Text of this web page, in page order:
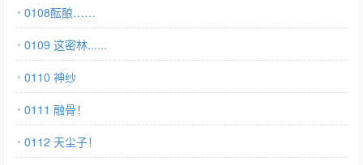
0108酝酿……
0109 这密林......
0110 神纱
0111 融骨！
0112 天尘子！